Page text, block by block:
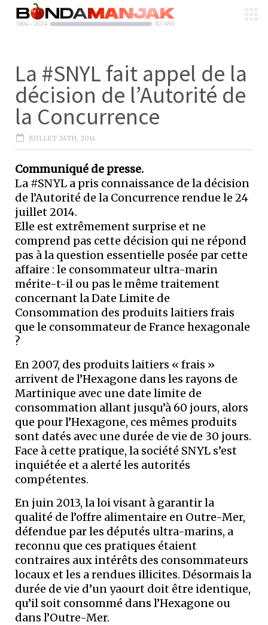
La #SNYL fait appel de la
décision de l’Autorité de
la Concurrence
JUILLET 24TH, 2014
Communiqué de presse.
La #SNYL a pris connaissance de la décision
de l’Autorité de la Concurrence rendue le 24
juillet 2014.
Elle est extrêmement surprise et ne
comprend pas cette décision qui ne répond
pas à la question essentielle posée par cette
affaire : le consommateur ultra-marin
mérite-t-il ou pas le même traitement
concernant la Date Limite de
Consommation des produits laitiers frais
que le consommateur de France hexagonale
?
En 2007, des produits laitiers « frais »
arrivent de l’Hexagone dans les rayons de
Martinique avec une date limite de
consommation allant jusqu’à 60 jours, alors
que pour l’Hexagone, ces mêmes produits
sont datés avec une durée de vie de 30 jours.
Face à cette pratique, la société SNYL s’est
inquiétée et a alerté les autorités
compétentes.
En juin 2013, la loi visant à garantir la
qualité de l’offre alimentaire en Outre-Mer,
défendue par les députés ultra-marins, a
reconnu que ces pratiques étaient
contraires aux intérêts des consommateurs
locaux et les a rendues illicites. Désormais la
durée de vie d’un yaourt doit être identique,
qu’il soit consommé dans l’Hexagone ou
dans l’Outre-Mer.